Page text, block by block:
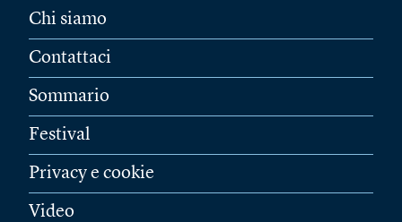
Chi siamo
Contattaci
Sommario
Festival
Privacy e cookie
Video